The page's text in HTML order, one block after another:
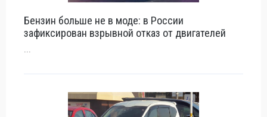
Бензин больше не в моде: в России
зафиксирован взрывной отказ от двигателей
...